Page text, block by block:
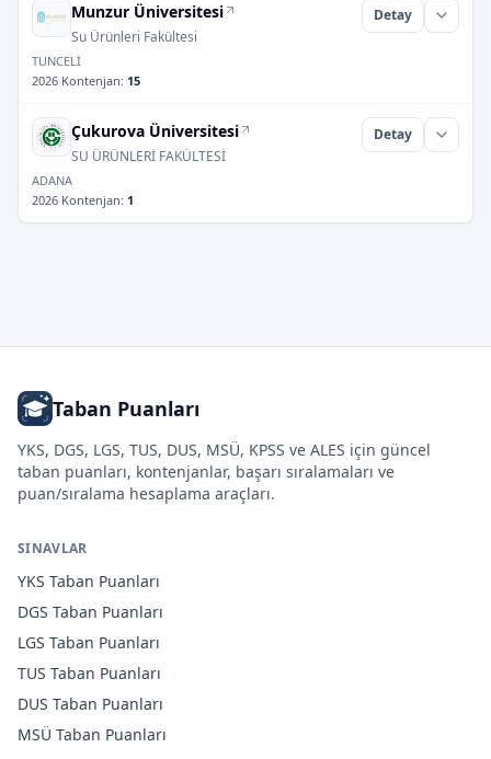
Munzur Üniversitesi
Su Ürünleri Fakültesi
Detay
TUNCELİ
2026 Kontenjan: 15
Çukurova Üniversitesi
SU ÜRÜNLERİ FAKÜLTESİ
Detay
ADANA
2026 Kontenjan: 1
Taban Puanları
YKS, DGS, LGS, TUS, DUS, MSÜ, KPSS ve ALES için güncel
taban puanları, kontenjanlar, başarı sıralamaları ve
puan/sıralama hesaplama araçları.
SINAVLAR
YKS Taban Puanları
DGS Taban Puanları
LGS Taban Puanları
TUS Taban Puanları
DUS Taban Puanları
MSÜ Taban Puanları